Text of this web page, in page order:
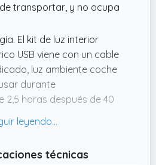
transportar, y no ocupa
El kit de luz interior
USB viene con un cable
luz ambiente coche
durante
2,5 horas después de 40
las luces LED si olvida
LED Luz de techo del
técnicas